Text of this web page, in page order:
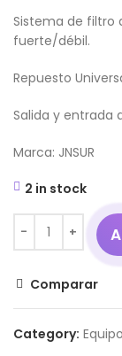
Sistema de filtro
fuerte/débil.
Repuesto
Salida y entrada
Marca: JNSUR
2 in stock
Comparar
Category: